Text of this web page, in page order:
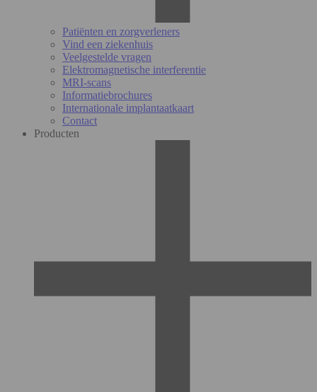
Patiënten en zorgverleners
Vind een ziekenhuis
Veelgestelde vragen
Elektromagnetische interferentie
MRI-scans
Informatiebrochures
Internationale implantaatkaart
Contact
Producten